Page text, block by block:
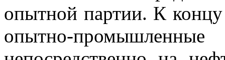
опытной партии. К
опытно-